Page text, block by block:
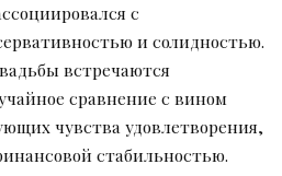
с
и солидностью.
встречаются
сравнение с вином
чувства удовлетворения,
стабильностью.